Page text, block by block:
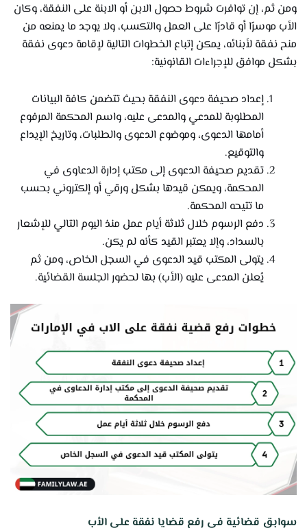
ومن ثم، إن توافرت شروط حصول الابن أو الابنة على النفقة، وكان
الأب موسرًا أو قادرًا على العمل والتكسب، ولا يوجد ما يمنعه من
منح نفقة لأبنائه، يمكن إتباع الخطوات التالية لإقامة دعوى نفقة
بشكل موافق للإجراءات القانونية:
إعداد صحيفة دعوى النفقة بحيث تتضمن كافة البيانات
المطلوبة للمدعي والمدعى عليه، واسم المحكمة المرفوع
أمامها الدعوى، وموضوع الدعوى والطلبات، وتاريخ الإيداع
والتوقيع.
تقديم صحيفة الدعوى إلى مكتب إدارة الدعاوى في
المحكمة، ويمكن قيدها بشكل ورقي أو إلكتروني بحسب
ما تتيحه المحكمة.
دفع الرسوم خلال ثلاثة أيام عمل منذ اليوم التالي للإشعار
بالسداد، وإلا يعتبر القيد كأنه لم يكن.
يتولى المكتب قيد الدعوى في السجل الخاص، ومن ثم
يُعلن المدعى عليه (الأب) بها لحضور الجلسة القضائية.
سوابق قضائية في رفع قضايا نفقة على الأب